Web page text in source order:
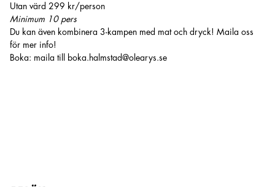
Utan värd 299 kr/person
Minimum 10 pers
Du kan även kombinera 3-kampen med mat och dryck! Maila oss
för mer info!
Boka: maila till
boka.halmstad@olearys.se